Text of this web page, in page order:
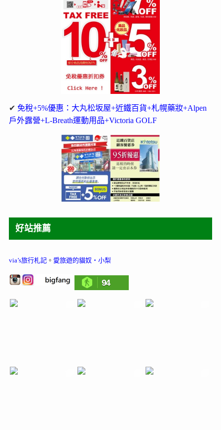
✔ 免稅+5%優惠：大丸松坂屋+近鐵百貨+札幌藥妝+Alpen
戶外露營+L-Breath運動用品+Victoria GOLF
好站推薦
via’s旅行札記。 愛旅遊的貓奴‧小梨
94